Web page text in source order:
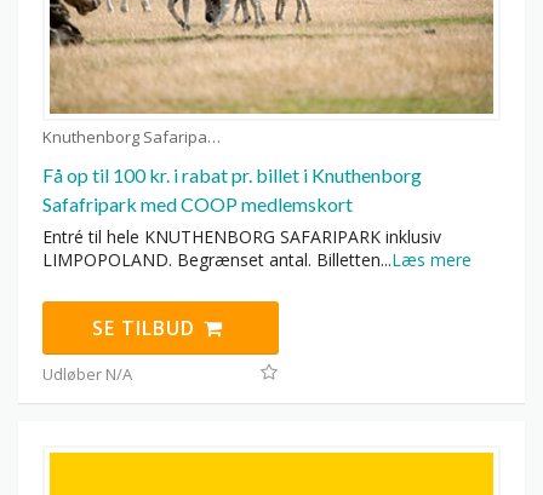
Knuthenborg Safaripark kuponer
Få op til 100 kr. i rabat pr. billet i Knuthenborg
Safafripark med COOP medlemskort
Entré til hele KNUTHENBORG SAFARIPARK inklusiv
LIMPOPOLAND. Begrænset antal. Billetten...Læs mere
SE TILBUD
Udløber N/A